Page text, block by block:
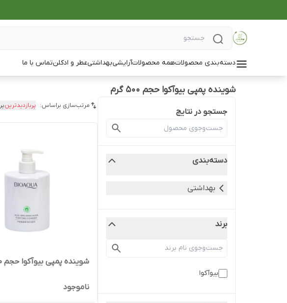
دسته‌بندی محصولاتهمه محصولاتآرایشیبهداشتیعطر و ادکلنتماس با ما
شوینده پمپی بیوآکوا حجم ۵۰۰ گرم
جستجو در نتایج
دسته‌بندی
بهداشتی
برند
بیوآکوا
مرتب‌سازی براساس: پربازدیدترین
شوینده پمپی بیوآکوا حجم ۵۰۰ گرم
ناموجود